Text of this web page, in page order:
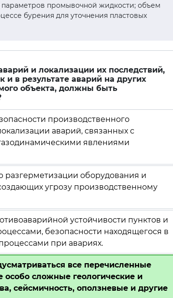
параметров промывочной жидкости; объем
бурения для уточнения пластовых
и локализации их последствий,
и в результате аварий на других
объекта, должны быть
производственного
аварий, связанных с
явлениями
оборудования и
угрозу производственному
устойчивости пунктов и
безопасности находящегося в
при авариях.
все перечисленные
сложные геологические и
сейсмичность, оползневые и другие